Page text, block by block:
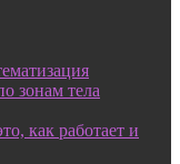
зонам тела
как работает и